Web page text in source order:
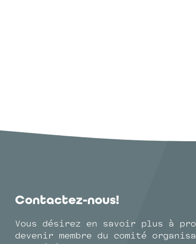
Contactez-nous!
Vous désirez en savoir plus à
devenir membre du comité